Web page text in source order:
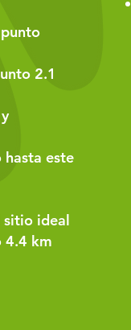
2.1
este
sitio ideal
4.4 km